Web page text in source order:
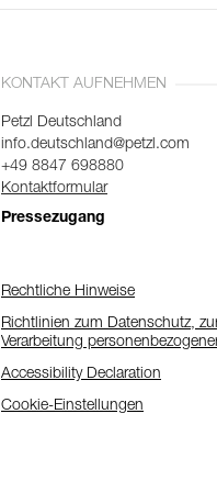
KONTAKT AUFNEHMEN
Petzl Deutschland
info.deutschland@petzl.com
+49 8847 698880
Kontaktformular
Pressezugang
Rechtliche Hinweise
Richtlinien zum Datenschutz,
Verarbeitung
Accessibility Declaration
Cookie-Einstellungen